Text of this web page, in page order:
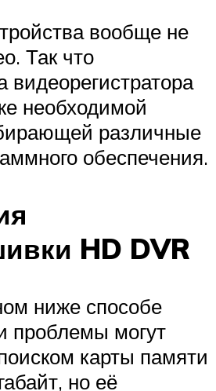
вообще не
Так что
видеорегистратора
необходимой
различные
обеспечения.
HD DVR
ниже способе
проблемы могут
карты памяти
но её